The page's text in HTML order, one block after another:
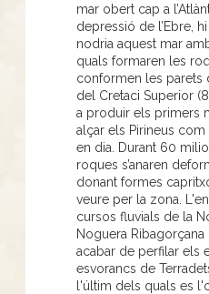
mar obert cap a
depressió de l’Ebre,
nodria aquest mar
quals formaren les
conformen les parets
del Cretaci Superior
a produir els primers
alçar els Pirineus
en dia. Durant 60
roques s’anaren
donant formes
veure per la zona.
cursos fluvials de la
Noguera
acabar de perfilar els
esvorancs de
l'últim dels quals es